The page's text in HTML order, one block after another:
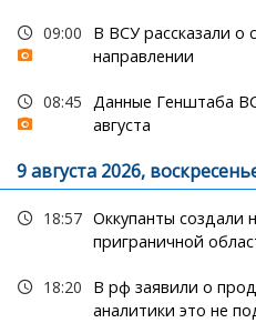
09:00
В ВСУ рассказали о
направлении
08:45 Данные Генштаба
августа
9 августа 2026,
18:57 Оккупанты создали
приграничной
18:20
В рф заявили о
аналитики это не